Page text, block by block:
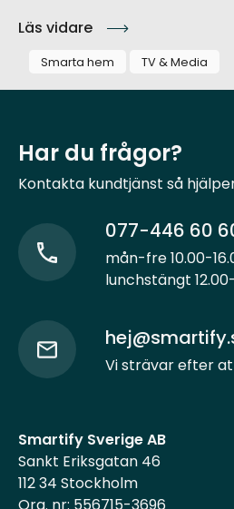
Läs vidare
Smarta hem TV & Media
Har du frågor?
Kontakta kundtjänst så
077-446 60
mån-fre 10.00-
lunchstängt
Vi strävar efter
Smartify Sverige AB
Sankt Eriksgatan 46
112 34 Stockholm